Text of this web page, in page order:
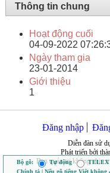
Thông tin chung
Hoạt động cuối
04-09-2022
Ngày tham gia
23-01-2014
Giới thiệu
1
Đăng nhập
Diễn đàn sử
Phát triển bởi
Ban quản trị không chịu
Bộ gõ: Tự động TELEX
Chính tả | Nếu gõ tiếng Việt không